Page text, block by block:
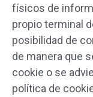
físicos de
propio terminal
posibilidad de
de manera que
cookie o se
política de